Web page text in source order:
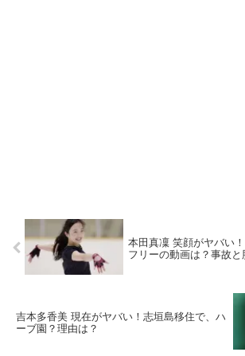
本田真凜 笑顔がヤバい
フリーの動画は？事故と
吉本多香美 現在がヤバい！志垣島移住で、ハ
ーブ園？理由は？